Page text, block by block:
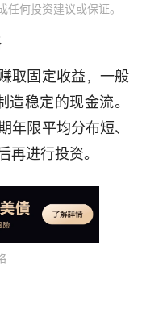
仅为“参考价”，实
出入。）
订单提交成功后
解所有相关的收
何投资建议或保证。
取固定收益，一般
稳定的现金流。
年限平均分布短、
再进行投资。